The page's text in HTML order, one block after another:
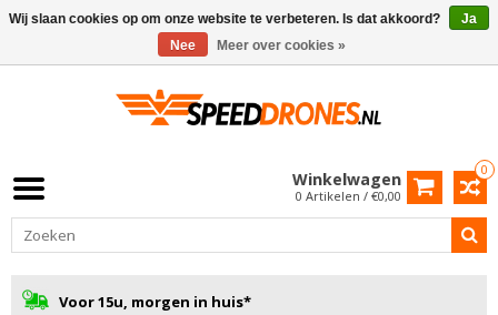
0
Winkelwagen
0 Artikelen / €0,00
Voor 15u, morgen in huis*
Wij slaan cookies op om onze website te verbeteren. Is dat akkoord?
Ja
Nee
Meer over cookies »